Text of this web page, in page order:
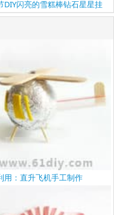
DIY闪亮的雪糕棒钻石星星挂
用：直升飞机手工制作